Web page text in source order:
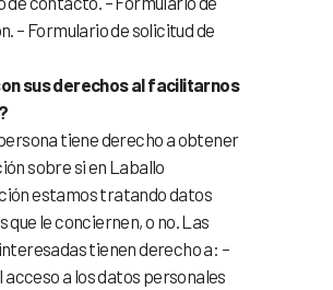
– Formulario de solicitud de
sus derechos al facilitarnos
tiene derecho a obtener
sobre si en Laballo
estamos tratando datos
que le conciernen, o no. Las
tienen derecho a: –
a los datos personales